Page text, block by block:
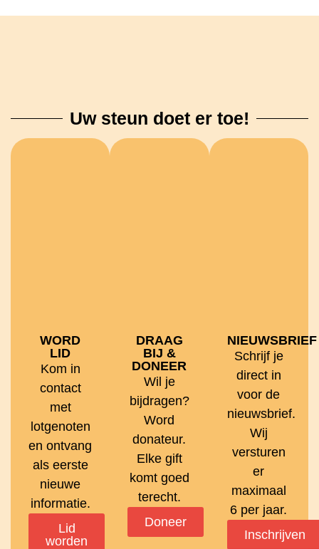
Uw steun doet er toe!
WORD
LID
Kom in
contact
met
lotgenoten
en ontvang
als eerste
nieuwe
informatie.
Lid
worden
DRAAG
BIJ &
DONEER
Wil je
bijdragen?
Word
donateur.
Elke gift
komt goed
terecht.
Doneer
NIEUWSBRIEF
Schrijf je
direct in
voor de
nieuwsbrief.
Wij
versturen
er
maximaal
6 per jaar.
Inschrijven